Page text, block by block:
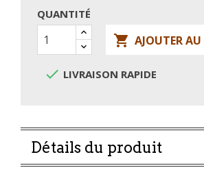
QUANTITÉ
 AJOUTER
 LIVRAISON RAPIDE
Détails du produit